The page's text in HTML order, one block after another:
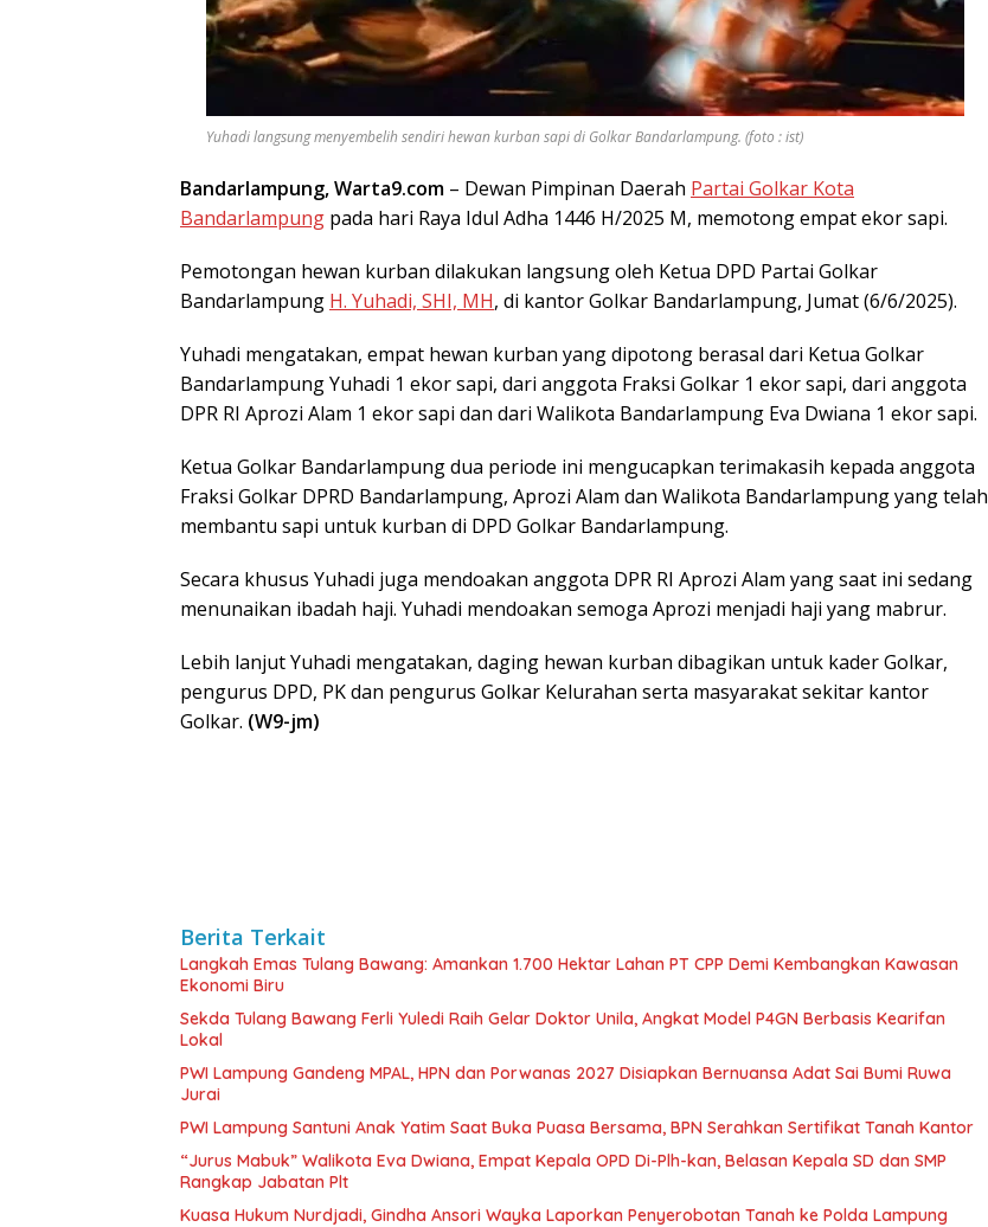
Yuhadi langsung menyembelih sendiri hewan kurban sapi di Golkar Bandarlampung. (foto : ist)
Bandarlampung, Warta9.com – Dewan Pimpinan Daerah Partai Golkar Kota
Bandarlampung pada hari Raya Idul Adha 1446 H/2025 M, memotong empat ekor sapi.
Pemotongan hewan kurban dilakukan langsung oleh Ketua DPD Partai Golkar
Bandarlampung H. Yuhadi, SHI, MH, di kantor Golkar Bandarlampung, Jumat (6/6/2025).
Yuhadi mengatakan, empat hewan kurban yang dipotong berasal dari Ketua Golkar
Bandarlampung Yuhadi 1 ekor sapi, dari anggota Fraksi Golkar 1 ekor sapi, dari anggota
DPR RI Aprozi Alam 1 ekor sapi dan dari Walikota Bandarlampung Eva Dwiana 1 ekor sapi.
Ketua Golkar Bandarlampung dua periode ini mengucapkan terimakasih kepada anggota
Fraksi Golkar DPRD Bandarlampung, Aprozi Alam dan Walikota Bandarlampung yang telah
membantu sapi untuk kurban di DPD Golkar Bandarlampung.
Secara khusus Yuhadi juga mendoakan anggota DPR RI Aprozi Alam yang saat ini sedang
menunaikan ibadah haji. Yuhadi mendoakan semoga Aprozi menjadi haji yang mabrur.
Lebih lanjut Yuhadi mengatakan, daging hewan kurban dibagikan untuk kader Golkar,
pengurus DPD, PK dan pengurus Golkar Kelurahan serta masyarakat sekitar kantor
Golkar. (W9-jm)
Berita Terkait
Langkah Emas Tulang Bawang: Amankan 1.700 Hektar Lahan PT CPP Demi Kembangkan Kawasan
Ekonomi Biru
Sekda Tulang Bawang Ferli Yuledi Raih Gelar Doktor Unila, Angkat Model P4GN Berbasis Kearifan
Lokal
PWI Lampung Gandeng MPAL, HPN dan Porwanas 2027 Disiapkan Bernuansa Adat Sai Bumi Ruwa
Jurai
PWI Lampung Santuni Anak Yatim Saat Buka Puasa Bersama, BPN Serahkan Sertifikat Tanah Kantor
“Jurus Mabuk” Walikota Eva Dwiana, Empat Kepala OPD Di-Plh-kan, Belasan Kepala SD dan SMP
Rangkap Jabatan Plt
Kuasa Hukum Nurdjadi, Gindha Ansori Wayka Laporkan Penyerobotan Tanah ke Polda Lampung